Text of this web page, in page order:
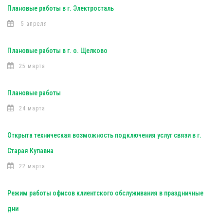
Плановые работы в г. Электросталь
5 апреля
Плановые работы в г. о. Щелково
25 марта
Плановые работы
24 марта
Открыта техническая возможность подключения услуг связи в г.
Старая Купавна
22 марта
Режим работы офисов клиентского обслуживания в праздничные
дни